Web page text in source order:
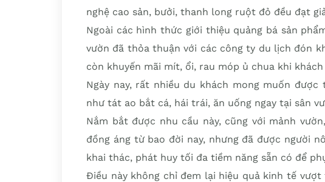
nghệ cao sản, bưởi, thanh long ruột đỏ đều đạt
Ngoài các hình thức giới thiệu quảng bá sản
vườn đã thỏa thuận với các công ty du lịch đón
còn khuyến mãi mít, ổi, rau móp ủ chua khi
Ngày nay, rất nhiều du khách mong muốn
như tát ao bắt cá, hái trái, ăn uống ngay tại sân
Nắm bắt được nhu cầu này, cũng với mảnh
đồng áng từ bao đời nay, nhưng đã được người
khai thác, phát huy tối đa tiềm năng sẵn có để
Điều này không chỉ đem lại hiệu quả kinh tế